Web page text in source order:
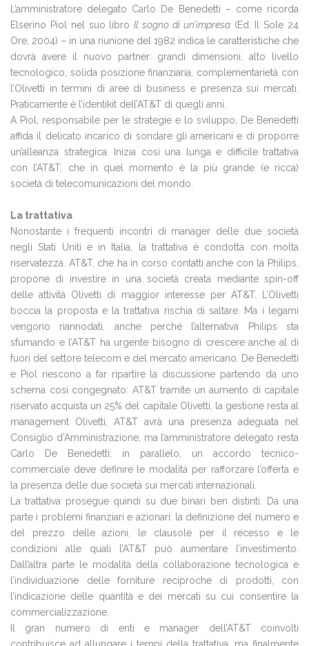
L’amministratore delegato Carlo De Benedetti – come ricorda
Elserino Piol nel suo libroIl sogno di un’impresa(Ed. Il Sole 24
Ore, 2004) – in una riunione del 1982 indica le caratteristiche che
dovrà avere il nuovo partner: grandi dimensioni, alto livello
tecnologico, solida posizione finanziaria, complementarietà con
l’Olivetti in termini di aree di business e presenza sui mercati.
Praticamente è l’identikit dell’AT&T di quegli anni.
A Piol, responsabile per le strategie e lo sviluppo, De Benedetti
affida il delicato incarico di sondare gli americani e di proporre
un’alleanza strategica. Inizia così una lunga e difficile trattativa
con l’AT&T, che in quel momento è la più grande (e ricca)
società di telecomunicazioni del mondo.
La trattativa
Nonostante i frequenti incontri di manager delle due società
negli Stati Uniti e in Italia, la trattativa è condotta con molta
riservatezza. AT&T, che ha in corso contatti anche con la Philips,
propone di investire in una società creata mediante spin-off
delle attività Olivetti di maggior interesse per AT&T. L’Olivetti
boccia la proposta e la trattativa rischia di saltare. Ma i legami
vengono riannodati, anche perché l’alternativa Philips sta
sfumando e l’AT&T ha urgente bisogno di crescere anche al di
fuori del settore telecom e del mercato americano. De Benedetti
e Piol riescono a far ripartire la discussione partendo da uno
schema così congegnato: AT&T tramite un aumento di capitale
riservato acquista un 25% del capitale Olivetti, la gestione resta al
management Olivetti, AT&T avrà una presenza adeguata nel
Consiglio d’Amministrazione, ma l’amministratore delegato resta
Carlo De Benedetti; in parallelo, un accordo tecnico-
commerciale deve definire le modalità per rafforzare l’offerta e
la presenza delle due società sui mercati internazionali.
La trattativa prosegue quindi su due binari ben distinti. Da una
parte i problemi finanziari e azionari: la definizione del numero e
del prezzo delle azioni, le clausole per il recesso e le
condizioni alle quali l’AT&T può aumentare l’investimento.
Dall’altra parte le modalità della collaborazione tecnologica e
l’individuazione delle forniture reciproche di prodotti, con
l’indicazione delle quantità e dei mercati su cui consentire la
commercializzazione.
Il gran numero di enti e manager dell’AT&T coinvolti